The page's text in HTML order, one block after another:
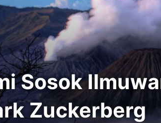
Sosok
Zuckerberg